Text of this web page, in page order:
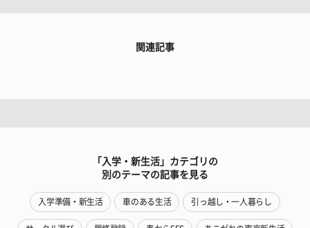
関連記事
「入学・新生活」カテゴリの
別のテーマの記事を見る
入学準備・新生活 車のある生活 引っ越し・一人暮らし